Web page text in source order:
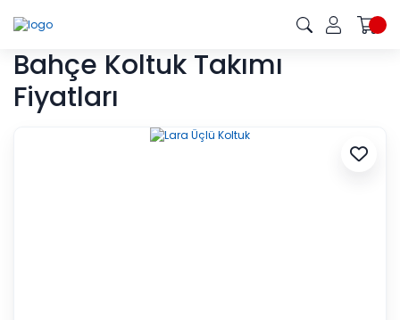
Bahçe Koltuk Takımı
Fiyatları